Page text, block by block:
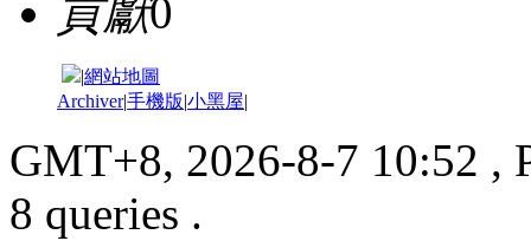
貢獻0
|網站地圖
Archiver|手機版|小黑屋|
GMT+8, 2026-8-7 10:52 ,
8 queries .